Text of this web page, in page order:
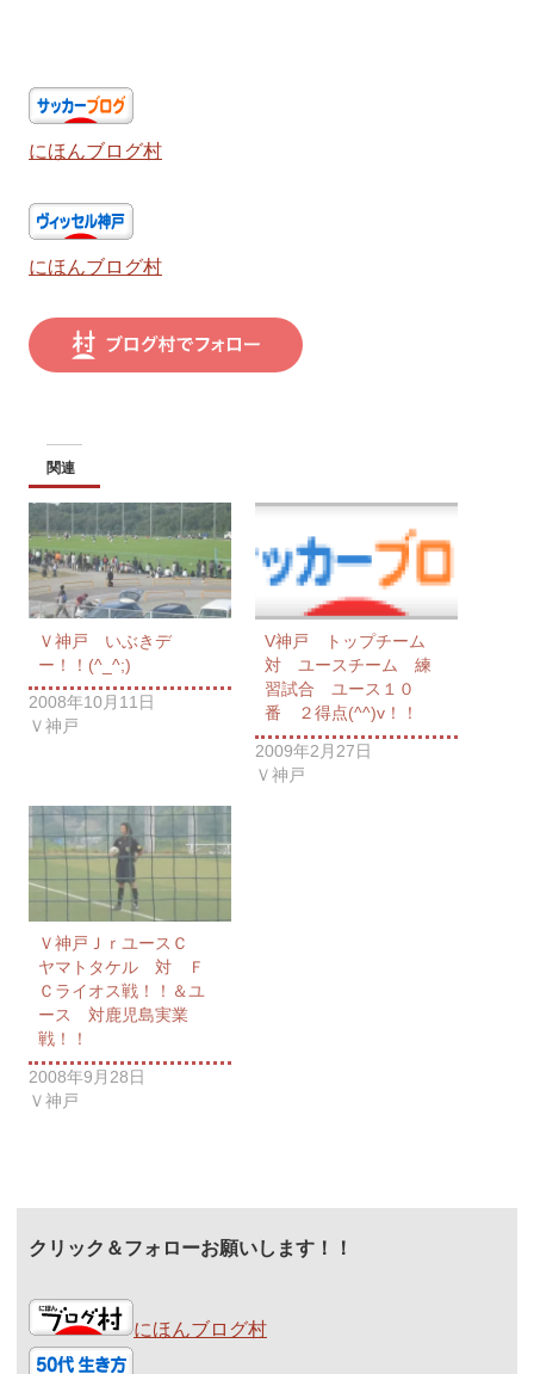
にほんブログ村
にほんブログ村
関連
Ｖ神戸 いぶきデ
ー！！(^_^;)
2008年10月11日
Ｖ神戸
V神戸 トップチーム
対 ユースチーム 練
習試合 ユース１０
番 ２得点(^^)v！！
2009年2月27日
Ｖ神戸
Ｖ神戸ＪｒユースＣ
ヤマトタケル 対 Ｆ
Ｃライオス戦！！＆ユ
ース 対鹿児島実業
戦！！
2008年9月28日
Ｖ神戸
クリック＆フォローお願いします！！
にほんブログ村